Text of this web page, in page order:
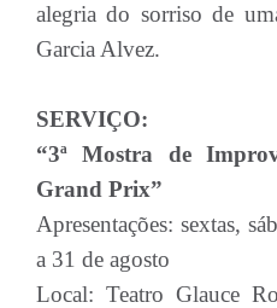
alegria do sorriso de
Garcia Alvez.
SERVIÇO:
“3ª Mostra de
Grand Prix”
Apresentações: sextas,
a 31 de agosto
Local: Teatro Glauce